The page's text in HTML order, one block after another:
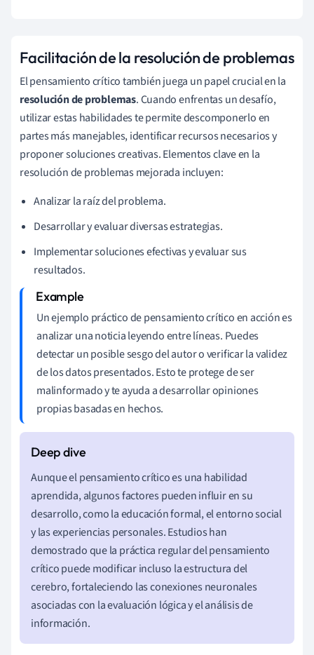
Facilitación de la resolución de problemas
El pensamiento crítico también juega un papel crucial en la
resolución de problemas. Cuando enfrentas un desafío,
utilizar estas habilidades te permite descomponerlo en
partes más manejables, identificar recursos necesarios y
proponer soluciones creativas. Elementos clave en la
resolución de problemas mejorada incluyen:
Analizar la raíz del problema.
Desarrollar y evaluar diversas estrategias.
Implementar soluciones efectivas y evaluar sus
resultados.
Un ejemplo práctico de pensamiento crítico en acción es
analizar una noticia leyendo entre líneas. Puedes
detectar un posible sesgo del autor o verificar la validez
de los datos presentados. Esto te protege de ser
malinformado y te ayuda a desarrollar opiniones
propias basadas en hechos.
Aunque el pensamiento crítico es una habilidad
aprendida, algunos factores pueden influir en su
desarrollo, como la educación formal, el entorno social
y las experiencias personales. Estudios han
demostrado que la práctica regular del pensamiento
crítico puede modificar incluso la estructura del
cerebro, fortaleciendo las conexiones neuronales
asociadas con la evaluación lógica y el análisis de
información.